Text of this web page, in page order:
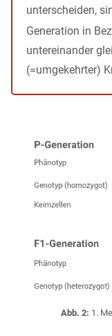
unterscheiden,
Generation in
untereinander
(=umgekehrter)
Abb. 2: 1.